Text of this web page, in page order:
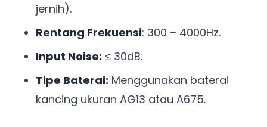
jernih).
Rentang Frekuensi: 300 – 4000Hz.
Input Noise: ≤ 30dB.
Tipe Baterai: Menggunakan baterai
kancing ukuran AG13 atau A675.